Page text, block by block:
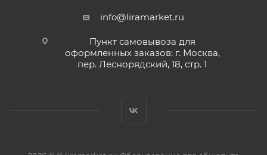
info@liramarket.ru
Пункт самовывоза для
оформленных заказов: г. Москва,
пер. Леснорядский, 18, стр. 1